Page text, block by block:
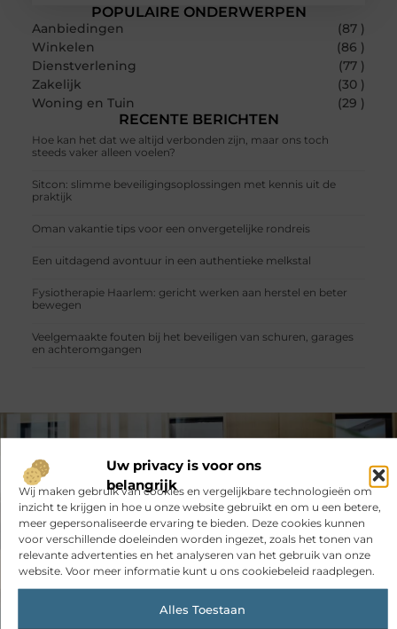
Uw privacy is voor ons
belangrijk
Wij maken gebruik van cookies en vergelijkbare technologieën om
inzicht te krijgen in hoe u onze website gebruikt en om u een betere,
meer gepersonaliseerde ervaring te bieden. Deze cookies kunnen
voor verschillende doeleinden worden ingezet, zoals het tonen van
relevante advertenties en het analyseren van het gebruik van onze
website. Voor meer informatie kunt u ons cookiebeleid raadplegen.
Alles Toestaan
POPULAIRE ONDERWERPEN
Aanbiedingen
(87 )
Winkelen
(86 )
Dienstverlening
(77 )
Zakelijk
(30 )
Woning en Tuin
(29 )
RECENTE BERICHTEN
Hoe kan het dat we altijd verbonden zijn, maar ons toch
steeds vaker alleen voelen?
Sitcon: slimme beveiligingsoplossingen met kennis uit de
praktijk
Oman vakantie tips voor een onvergetelijke rondreis
Een uitdagend avontuur in een authentieke melkstal
Fysiotherapie Haarlem: gericht werken aan herstel en beter
bewegen
Veelgemaakte fouten bij het beveiligen van schuren, garages
en achteromgangen
VORIGE